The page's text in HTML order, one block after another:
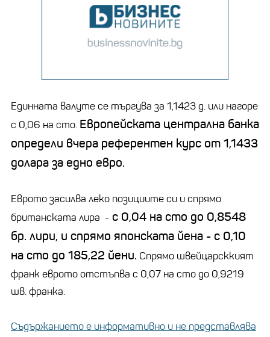
Единната валуте се търгува за 1,1423 д. или нагоре
с 0,06 на сто. Европейската централна банка
определи вчера референтен курс от 1,1433
долара за едно евро.
Еврото засилва леко позициите си и спрямо
британската лира - с 0,04 на сто до 0,8548
бр. лири, и спрямо японската йена - с 0,10
на сто до 185,22 йени. Спрямо швейцарсккият
франк еврото отстъпва с 0,07 на сто до 0,9219
шв. франка.
Съдържанието е информативно и не представлява